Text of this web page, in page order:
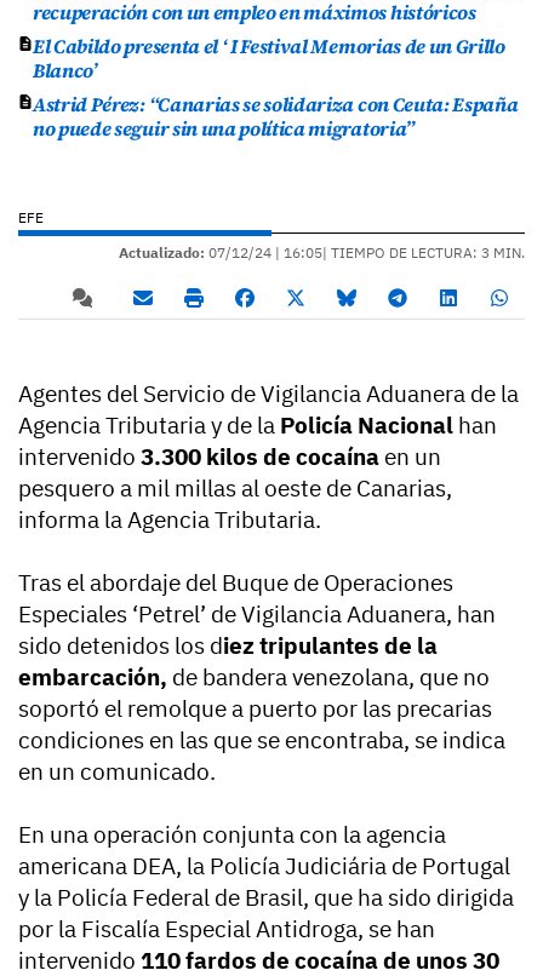
recuperación con un empleo en máximos históricos
El Cabildo presenta el ‘ I Festival Memorias de un Grillo
Blanco’
Astrid Pérez: “Canarias se solidariza con Ceuta: España
no puede seguir sin una política migratoria”
EFE
Actualizado: 07/12/24 | 16:05| TIEMPO DE LECTURA: 3 MIN.
Agentes del Servicio de Vigilancia Aduanera de la
Agencia Tributaria y de la Policía Nacional han
intervenido 3.300 kilos de cocaína en un
pesquero a mil millas al oeste de Canarias,
informa la Agencia Tributaria.
Tras el abordaje del Buque de Operaciones
Especiales ‘Petrel’ de Vigilancia Aduanera, han
sido detenidos los diez tripulantes de la
embarcación, de bandera venezolana, que no
soportó el remolque a puerto por las precarias
condiciones en las que se encontraba, se indica
en un comunicado.
En una operación conjunta con la agencia
americana DEA, la Policía Judiciária de Portugal
y la Policía Federal de Brasil, que ha sido dirigida
por la Fiscalía Especial Antidroga, se han
intervenido 110 fardos de cocaína de unos 30